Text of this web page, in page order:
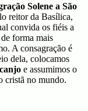
Solene a São
reitor da Basílica,
convida os fiéis a
forma mais
A consagração é
dela, colocamos
e assumimos o
cristã no mundo.